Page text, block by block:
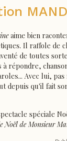
aime bien
Il raffole de
de toutes
à répondre,
Avec lui, pas
depuis qu'il fait
spéciale
Noël de Monsieur